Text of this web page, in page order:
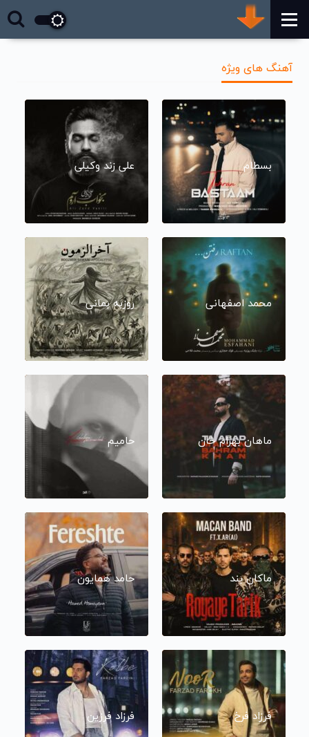
آهنگ های ویژه
بسطام علی زند وکیلی
محمد اصفهانی روزبه بمانی
ماهان بهرام خان حامیم
ماکان بند حامد همایون
فرزاد فرخ فرزاد فرزین